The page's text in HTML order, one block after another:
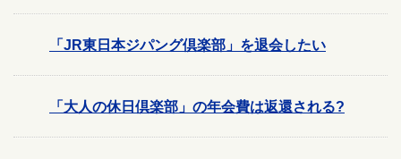
「JR東日本ジパング倶楽部」を退会したい
「大人の休日倶楽部」の年会費は返還される?